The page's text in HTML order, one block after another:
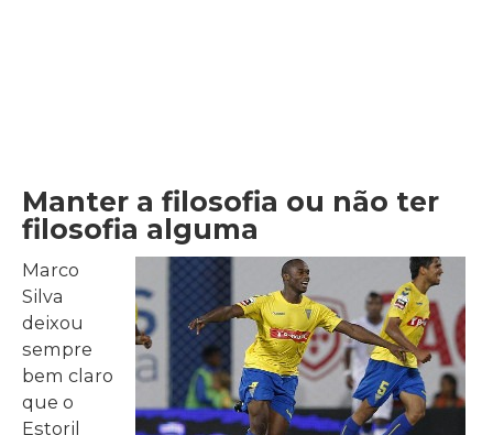
Manter a filosofia ou não ter
filosofia alguma
Marco
Silva
deixou
sempre
bem claro
que o
Estoril